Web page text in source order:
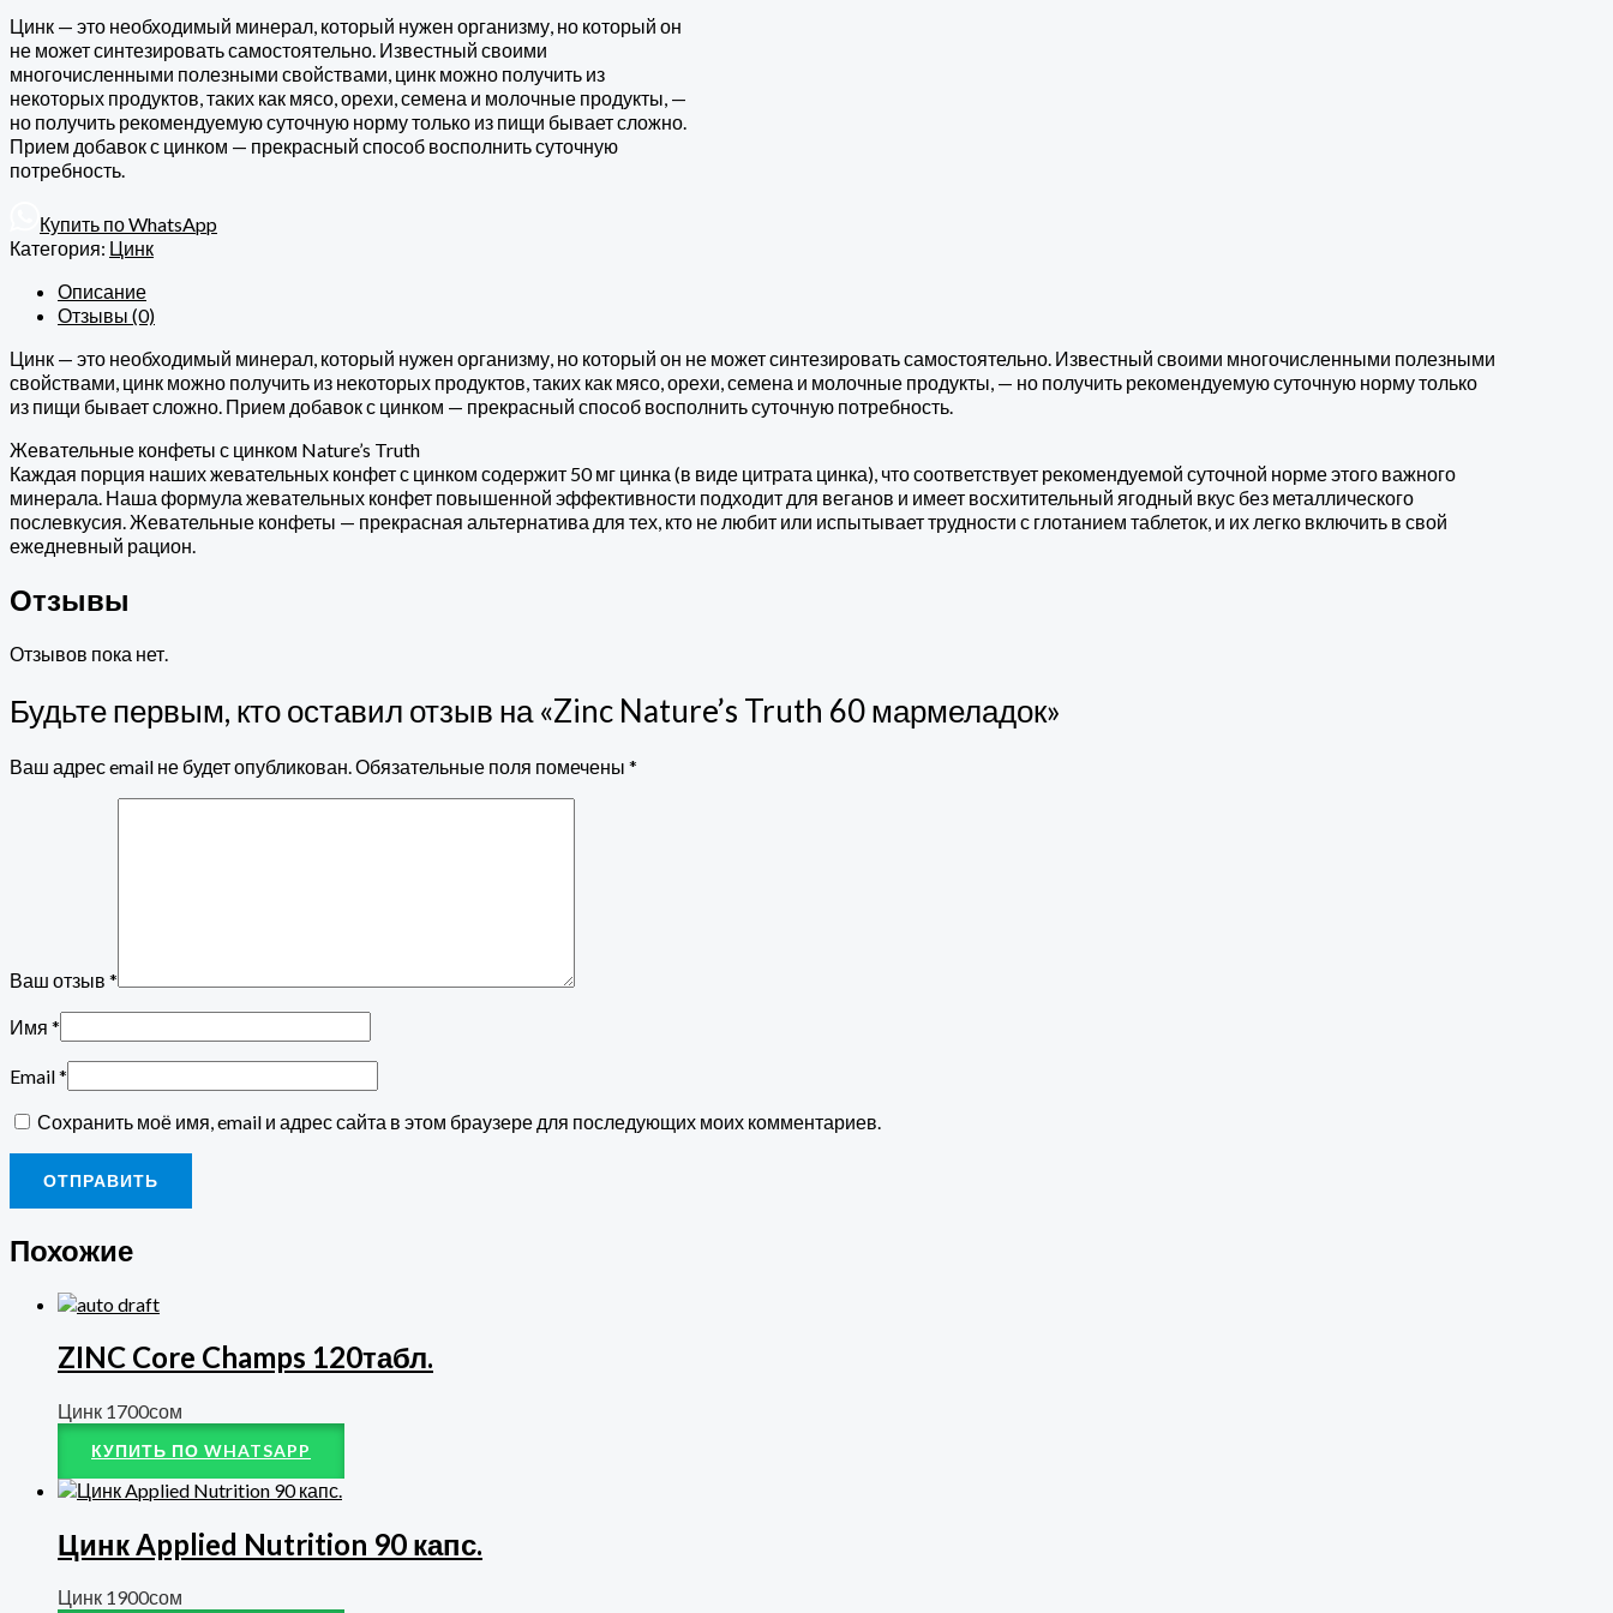
Цинк — это необходимый минерал, который нужен организму, но который он
не может синтезировать самостоятельно. Известный своими
многочисленными полезными свойствами, цинк можно получить из
некоторых продуктов, таких как мясо, орехи, семена и молочные продукты, —
но получить рекомендуемую суточную норму только из пищи бывает сложно.
Прием добавок с цинком — прекрасный способ восполнить суточную
потребность.
Купить по WhatsApp
Категория: Цинк
Описание
Отзывы (0)
Цинк — это необходимый минерал, который нужен организму, но который он не может синтезировать самостоятельно. Известный своими многочисленными полезными
свойствами, цинк можно получить из некоторых продуктов, таких как мясо, орехи, семена и молочные продукты, — но получить рекомендуемую суточную норму только
из пищи бывает сложно. Прием добавок с цинком — прекрасный способ восполнить суточную потребность.
Жевательные конфеты с цинком Nature’s Truth
Каждая порция наших жевательных конфет с цинком содержит 50 мг цинка (в виде цитрата цинка), что соответствует рекомендуемой суточной норме этого важного
минерала. Наша формула жевательных конфет повышенной эффективности подходит для веганов и имеет восхитительный ягодный вкус без металлического
послевкусия. Жевательные конфеты — прекрасная альтернатива для тех, кто не любит или испытывает трудности с глотанием таблеток, и их легко включить в свой
ежедневный рацион.
Отзывы
Отзывов пока нет.
Будьте первым, кто оставил отзыв на «Zinc Nature’s Truth 60 мармеладок»
Ваш адрес email не будет опубликован.Обязательные поля помечены *
Ваш отзыв *
Имя *
Email*
Сохранить моё имя, email и адрес сайта в этом браузере для последующих моих комментариев.
Похожие
ZINC Core Champs 120табл.
Цинк 1700сом
КУПИТЬ ПО WHATSAPP
Цинк Applied Nutrition 90 капс.
Цинк 1900сом